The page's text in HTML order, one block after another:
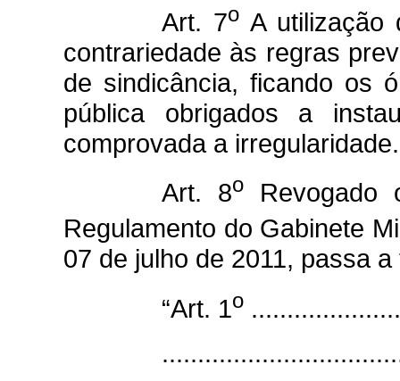
Art. 7o A utilização
contrariedade às regras
de sindicância, ficando os
pública obrigados a
comprovada a irregularidade.
Art. 8o
Regulamento do Gabinete
07 de julho de 2011, passa
“Art. 1o